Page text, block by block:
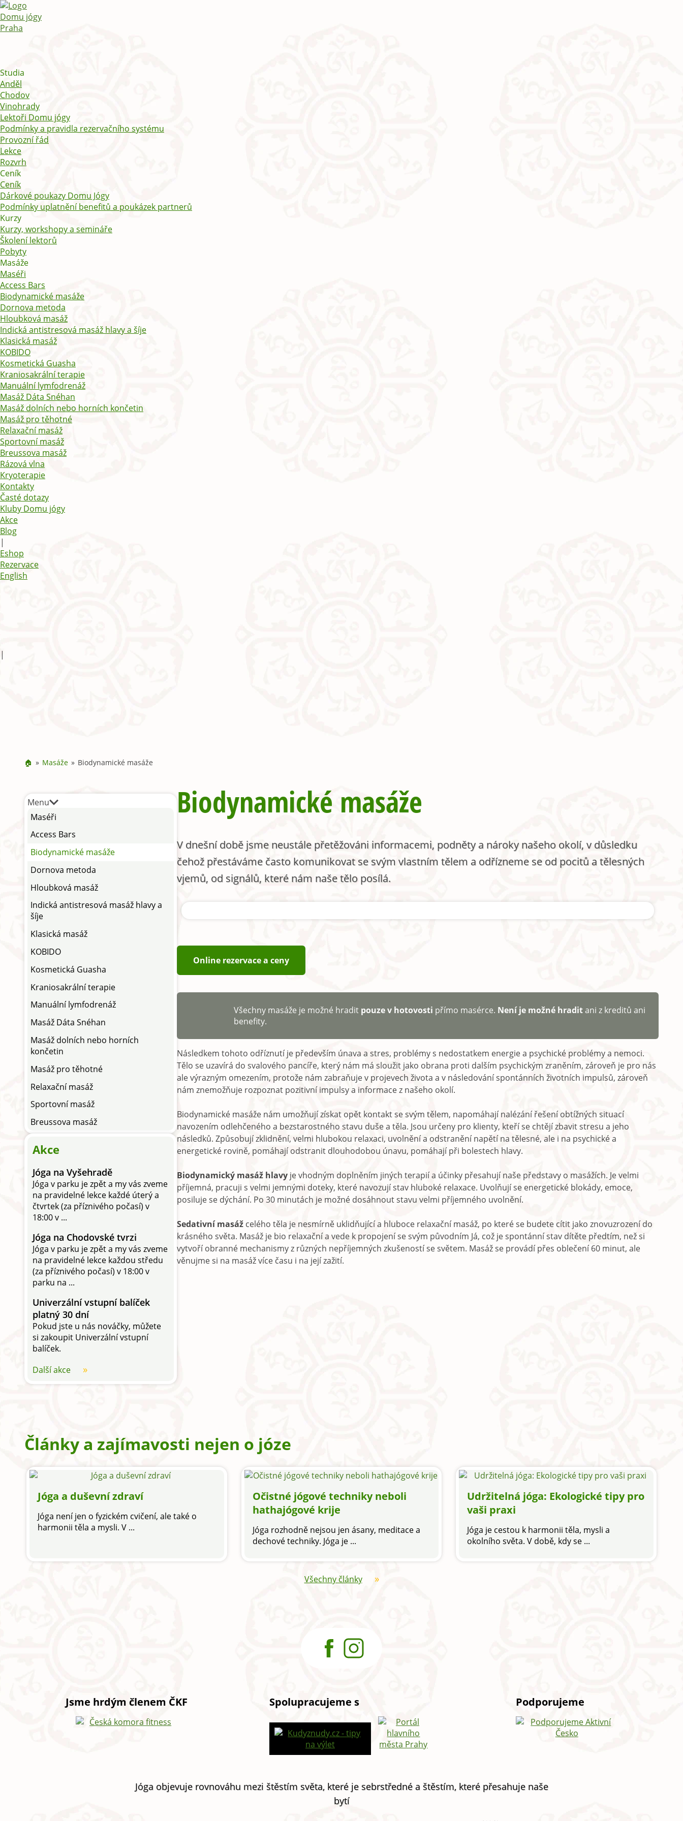
Studia
Anděl
Chodov
Vinohrady
Lektoři Domu jógy
Podmínky a pravidla rezervačního systému
Provozní řád
Lekce
Rozvrh
Ceník
Ceník
Dárkové poukazy Domu Jógy
Podmínky uplatnění benefitů a poukázek partnerů
Kurzy
Kurzy, workshopy a semináře
Školení lektorů
Pobyty
Masáže
Maséři
Access Bars
Biodynamické masáže
Dornova metoda
Hloubková masáž
Indická antistresová masáž hlavy a šíje
Klasická masáž
KOBIDO
Kosmetická Guasha
Kraniosakrální terapie
Manuální lymfodrenáž
Masáž Dáta Snéhan
Masáž dolních nebo horních končetin
Masáž pro těhotné
Relaxační masáž
Sportovní masáž
Breussova masáž
Rázová vlna
Kryoterapie
Kontakty
Časté dotazy
Kluby Domu jógy
Akce
Blog
|
Eshop
Rezervace
English
|
🏠 Masáže Biodynamické masáže
Biodynamické masáže
V dnešní době jsme neustále přetěžováni informacemi, podněty a nároky našeho okolí, v důsledku
čehož přestáváme často komunikovat se svým vlastním tělem a odřízneme se od pocitů a tělesných
vjemů, od signálů, které nám naše tělo posílá.
Online rezervace a ceny
Všechny masáže je možné hradit pouze v hotovosti přímo masérce. Není je možné hraditani z kreditů ani
benefity.
Následkem tohoto odříznutí je především únava a stres, problémy s nedostatkem energie a psychické problémy a nemoci.
Tělo se uzavírá do svalového pancíře, který nám má sloužit jako obrana proti dalším psychickým zraněním, zároveň je pro nás
ale výrazným omezením, protože nám zabraňuje v projevech života a v následování spontánních životních impulsů, zároveň
nám znemožňuje rozpoznat pozitivní impulsy a informace z našeho okolí.
Biodynamické masáže nám umožňují získat opět kontakt se svým tělem, napomáhají nalézání řešení obtížných situací
navozením odlehčeného a bezstarostného stavu duše a těla. Jsou určeny pro klienty, kteří se chtějí zbavit stresu a jeho
následků. Způsobují zklidnění, velmi hlubokou relaxaci, uvolnění a odstranění napětí na tělesné, ale i na psychické a
energetické rovině, pomáhají odstranit dlouhodobou únavu, pomáhají při bolestech hlavy.
Biodynamický masáž hlavy je vhodným doplněním jiných terapií a účinky přesahují naše představy o masážích. Je velmi
příjemná, pracuji s velmi jemnými doteky, které navozují stav hluboké relaxace. Uvolňují se energetické blokády, emoce,
posiluje se dýchání. Po 30 minutách je možné dosáhnout stavu velmi příjemného uvolnění.
Sedativní masáž celého těla je nesmírně uklidňující a hluboce relaxační masáž, po které se budete cítit jako znovuzrození do
krásného světa. Masáž je bio relaxační a vede k propojení se svým původním Já, což je spontánní stav dítěte předtím, než si
vytvoří obranné mechanismy z různých nepříjemných zkušeností se světem. Masáž se provádí přes oblečení 60 minut, ale
věnujme si na masáž více času i na její zažití.
Menu
Maséři
Access Bars
Biodynamické masáže
Dornova metoda
Hloubková masáž
Indická antistresová masáž hlavy a
šíje
Klasická masáž
KOBIDO
Kosmetická Guasha
Kraniosakrální terapie
Manuální lymfodrenáž
Masáž Dáta Snéhan
Masáž dolních nebo horních
končetin
Masáž pro těhotné
Relaxační masáž
Sportovní masáž
Breussova masáž
Akce
Jóga na Vyšehradě
Jóga v parku je zpět a my vás zveme
na pravidelné lekce každé úterý a
čtvrtek (za příznivého počasí) v
18:00 v ...
Jóga na Chodovské tvrzi
Jóga v parku je zpět a my vás zveme
na pravidelné lekce každou středu
(za příznivého počasí) v 18:00 v
parku na ...
Univerzální vstupní balíček
platný 30 dní
Pokud jste u nás nováčky, můžete
si zakoupit Univerzální vstupní
balíček.
Další akce
Články a zajímavosti nejen o józe
Jóga a duševní zdraví
Jóga není jen o fyzickém cvičení, ale také o
harmonii těla a mysli. V ...
Očistné jógové techniky neboli
hathajógové krije
Jóga rozhodně nejsou jen ásany, meditace a
dechové techniky. Jóga je ...
Udržitelná jóga: Ekologické tipy pro
vaši praxi
Jóga je cestou k harmonii těla, mysli a
okolního světa. V době, kdy se ...
Všechny články
Jsme hrdým členem ČKF Spolupracujeme s Podporujeme
Jóga objevuje rovnováhu mezi štěstím světa, které je sebrstředné a štěstím, které přesahuje naše
bytí